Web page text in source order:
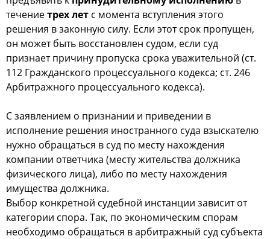
течениетрех лет с момента вступления этого
решения в законную силу. Если этот срок пропущен,
он может быть восстановлен судом, если суд
признает причину пропуска срока уважительной (ст.
112 Гражданского процессуального кодекса; ст. 246
Арбитражного процессуального кодекса).
С заявлением о признании и приведении в
исполнение решения иностранного суда взыскателю
нужно обращаться в суд по месту нахождения
компании ответчика (месту жительства должника
физического лица), либо по месту нахождения
имущества должника.
Выбор конкретной судебной инстанции зависит от
категории спора. Так, по экономическим спорам
необходимо обращаться в арбитражный суд субъекта